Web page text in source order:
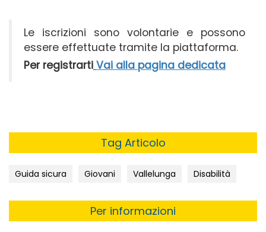
Le iscrizioni sono volontarie e possono
essere effettuate tramite la piattaforma.
Per registrarti Vai alla pagina dedicata
Tag Articolo
Guida sicura Giovani Vallelunga Disabilità
Per informazioni